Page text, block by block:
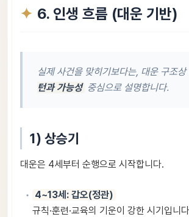
6. 인생 흐름 (대운 기반)
실제 사건을 맞히기보다는, 대운 구조
턴과 가능성 중심으로 설명합니다.
1) 상승기
대운은 4세부터 순행으로 시작합니다.
4~13세: 갑오(정관)
규칙·훈련·교육의 기운이 강한 시기입니